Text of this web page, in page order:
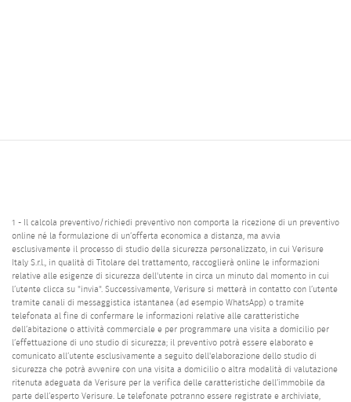
1 - Il calcola preventivo/richiedi preventivo non comporta la ricezione di un preventivo
online né la formulazione di un’offerta economica a distanza, ma avvia
esclusivamente il processo di studio della sicurezza personalizzato, in cui Verisure
Italy S.r.l., in qualità di Titolare del trattamento, raccoglierà online le informazioni
relative alle esigenze di sicurezza dell'utente in circa un minuto dal momento in cui
l’utente clicca su "invia". Successivamente, Verisure si metterà in contatto con l’utente
tramite canali di messaggistica istantanea (ad esempio WhatsApp) o tramite
telefonata al fine di confermare le informazioni relative alle caratteristiche
dell’abitazione o attività commerciale e per programmare una visita a domicilio per
l’effettuazione di uno studio di sicurezza; il preventivo potrà essere elaborato e
comunicato all’utente esclusivamente a seguito dell'elaborazione dello studio di
sicurezza che potrà avvenire con una visita a domicilio o altra modalità di valutazione
ritenuta adeguata da Verisure per la verifica delle caratteristiche dell’immobile da
parte dell’esperto Verisure. Le telefonate potranno essere registrate e archiviate,